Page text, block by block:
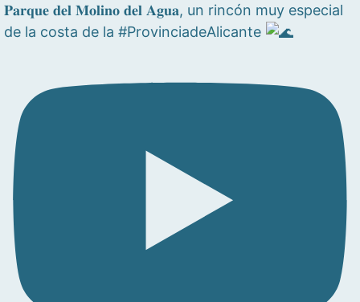
𝐏𝐚𝐫𝐪𝐮𝐞 𝐝𝐞𝐥 𝐌𝐨𝐥𝐢𝐧𝐨 𝐝𝐞𝐥 𝐀𝐠𝐮𝐚, un rincón muy especial
de la costa de la #ProvinciadeAlicante